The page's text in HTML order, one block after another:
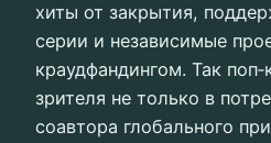
хиты от закрытия,
серии и независимые
краудфандингом. Так
зрителя не только в
соавтора глобального